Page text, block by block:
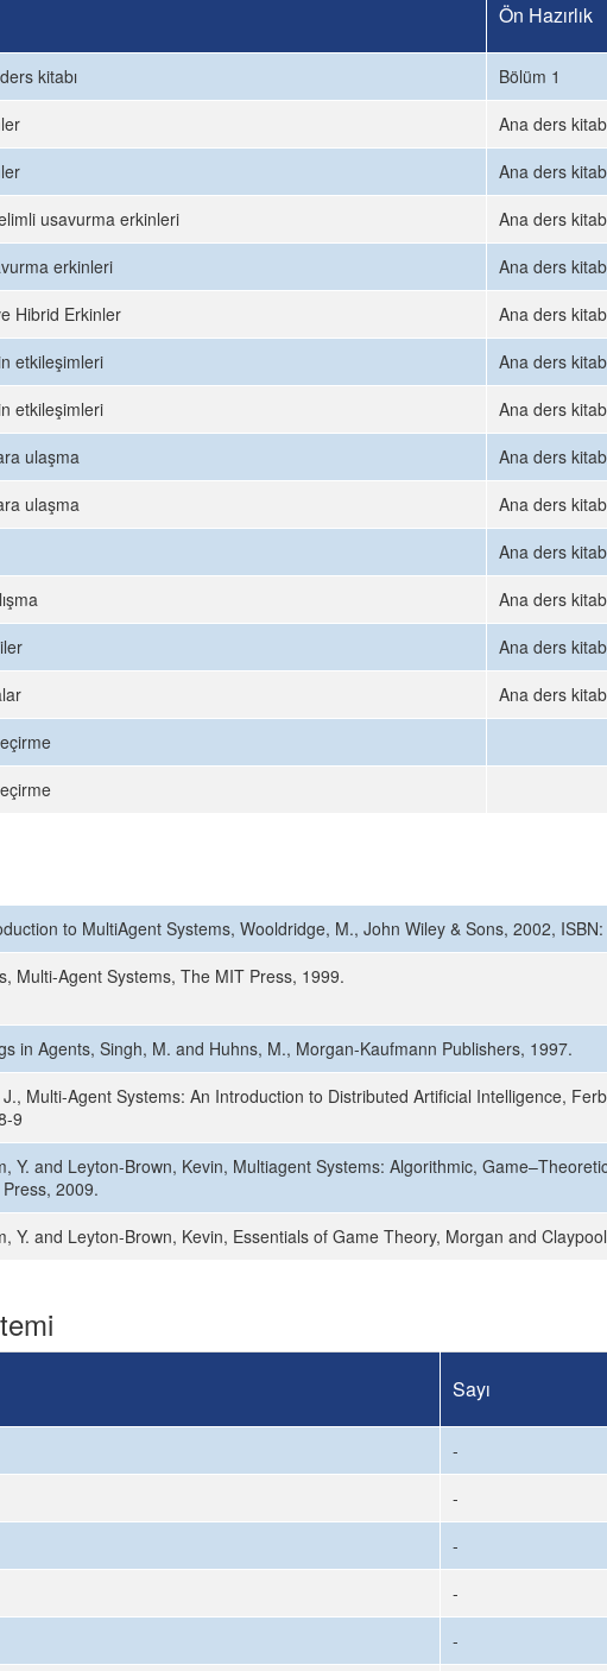
Ön Hazırlık
kitabı
Bölüm 1
Ana ders
Ana ders
usavurma erkinleri
Ana ders
erkinleri
Ana ders
Hibrid Erkinler
Ana ders
etkileşimleri
Ana ders
etkileşimleri
Ana ders
ulaşma
Ana ders
ulaşma
Ana ders
Ana ders
Ana ders
Ana ders
Ana ders
to MultiAgent Systems, Wooldridge, M., John Wiley & Sons, 2002,
Multi-Agent Systems, The MIT Press, 1999.
in Agents, Singh, M. and Huhns, M., Morgan-Kaufmann Publishers, 1997.
Multi-Agent Systems: An Introduction to Distributed Artificial Intelligence,
9
Y. and Leyton-Brown, Kevin, Multiagent Systems: Algorithmic,
2009.
Y. and Leyton-Brown, Kevin, Essentials of Game Theory, Morgan and
Sayı
-
-
-
-
-